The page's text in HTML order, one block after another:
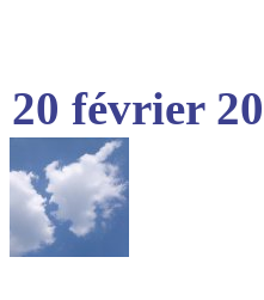
20 février